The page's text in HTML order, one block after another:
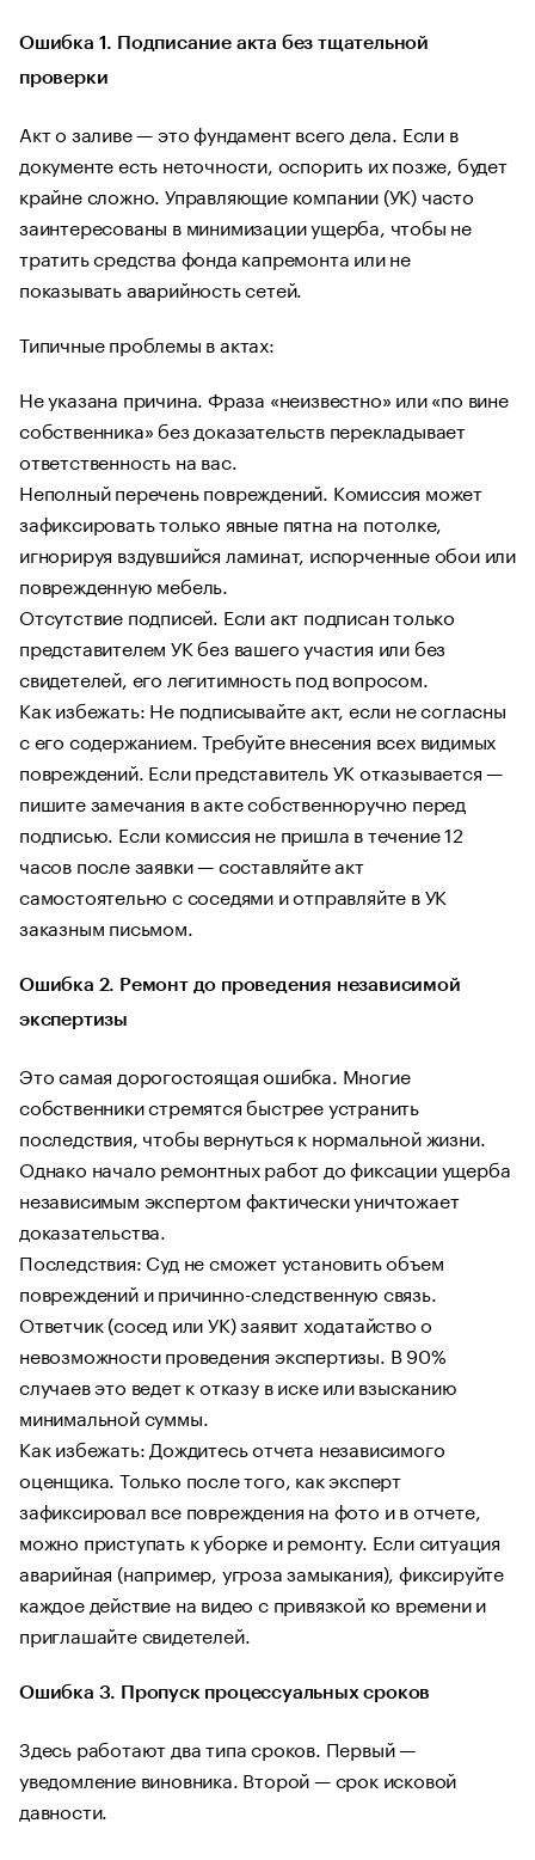
Ошибка 1. Подписание акта без тщательной
проверки
Акт о заливе — это фундамент всего дела. Если в
документе есть неточности, оспорить их позже, будет
крайне сложно. Управляющие компании (УК) часто
заинтересованы в минимизации ущерба, чтобы не
тратить средства фонда капремонта или не
показывать аварийность сетей.
Типичные проблемы в актах:
Не указана причина. Фраза «неизвестно» или «по вине
собственника» без доказательств перекладывает
ответственность на вас.
Неполный перечень повреждений. Комиссия может
зафиксировать только явные пятна на потолке,
игнорируя вздувшийся ламинат, испорченные обои или
поврежденную мебель.
Отсутствие подписей. Если акт подписан только
представителем УК без вашего участия или без
свидетелей, его легитимность под вопросом.
Как избежать: Не подписывайте акт, если не согласны
с его содержанием. Требуйте внесения всех видимых
повреждений. Если представитель УК отказывается —
пишите замечания в акте собственноручно перед
подписью. Если комиссия не пришла в течение 12
часов после заявки — составляйте акт
самостоятельно с соседями и отправляйте в УК
заказным письмом.
Ошибка 2. Ремонт до проведения независимой
экспертизы
Это самая дорогостоящая ошибка. Многие
собственники стремятся быстрее устранить
последствия, чтобы вернуться к нормальной жизни.
Однако начало ремонтных работ до фиксации ущерба
независимым экспертом фактически уничтожает
доказательства.
Последствия: Суд не сможет установить объем
повреждений и причинно-следственную связь.
Ответчик (сосед или УК) заявит ходатайство о
невозможности проведения экспертизы. В 90%
случаев это ведет к отказу в иске или взысканию
минимальной суммы.
Как избежать: Дождитесь отчета независимого
оценщика. Только после того, как эксперт
зафиксировал все повреждения на фото и в отчете,
можно приступать к уборке и ремонту. Если ситуация
аварийная (например, угроза замыкания), фиксируйте
каждое действие на видео с привязкой ко времени и
приглашайте свидетелей.
Ошибка 3. Пропуск процессуальных сроков
Здесь работают два типа сроков. Первый —
уведомление виновника. Второй — срок исковой
давности.